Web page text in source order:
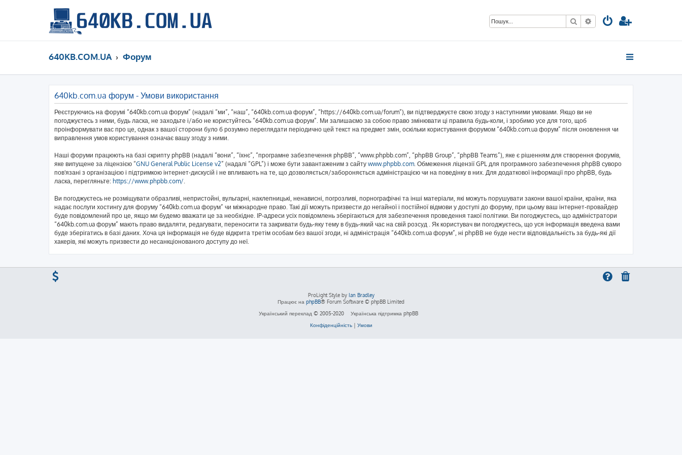
ПошукРозширений пошук
640KB.COM.UA Форум
640kb.com.ua форум - Умови використання
Реєструючись на форумі “640kb.com.ua форум” (надалі “ми”, “наш”, “640kb.com.ua форум”, “https://640kb.com.ua/forum”), ви підтверджуєте свою згоду з наступними умовами. Якщо ви не
погоджуєтесь з ними, будь ласка, не заходьте і/або не користуйтесь “640kb.com.ua форум”. Ми залишаємо за собою право змінювати ці правила будь-коли, і зробимо усе для того, щоб
проінформувати вас про це, однак з вашої сторони було б розумно переглядати періодично цей текст на предмет змін, оскільки користування форумом “640kb.com.ua форум” після оновлення чи
виправлення умов користування означає вашу згоду з ними.
Наші форуми працюють на базі скрипту phpBB (надалі “вони”, “їхнє”, “програмне забезпечення phpBB”, “www.phpbb.com”, “phpBB Group”, “phpBB Teams”), яке є рішенням для створення форумів,
яке випущене за ліцензією “GNU General Public License v2” (надалі “GPL”) і може бути завантаженим з сайту www.phpbb.com. Обмеження ліцензії GPL для програмного забезпечення phpBB суворо
пов'язані з організацією і підтримкою інтернет-дискусій і не впливають на те, що дозволяється/забороняється адміністрацією чи на поведінку в них. Для додаткової інформації про phpBB, будь
ласка, перегляньте: https://www.phpbb.com/.
Ви погоджуєтесь не розміщувати образливі, непристойні, вульгарні, наклепницькі, ненависні, погрозливі, порнографічні та інші матеріали, які можуть порушувати закони вашої країни, країни, яка
надає послуги хостингу для форуму “640kb.com.ua форум” чи міжнародне право. Такі дії можуть призвести до негайної і постійної відмови у доступі до форуму, при цьому ваш інтернет-провайдер
буде повідомлений про це, якщо ми будемо вважати це за необхідне. IP-адреси усіх повідомлень зберігаються для забезпечення проведення такої політики. Ви погоджуєтесь, що адміністратори
“640kb.com.ua форум” мають право видаляти, редагувати, переносити та закривати будь-яку тему в будь-який час на свій розсуд . Як користувач ви погоджуєтесь, що уся інформація введена вами
буде зберігатись в базі даних. Хоча ця інформація не буде відкрита третім особам без вашої згоди, ні адміністрація “640kb.com.ua форум”, ні phpBB не буде нести відповідальність за будь-які дії
хакерів, які можуть призвести до несанкціонованого доступу до неї.
ProLight Style by Ian Bradley
Працює на phpBB® Forum Software © phpBB Limited
Український переклад © 2005-2020
Українська підтримка phpBB
Конфіденційність| Умови